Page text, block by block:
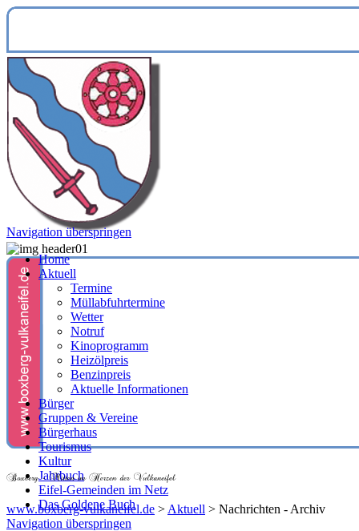
www.boxberg-vulkaneifel.de > Aktuell > Nachrichten - Archiv
Navigation überspringen
Navigation überspringen
Home
Aktuell
Termine
Müllabfuhrtermine
Wetter
Notruf
Kinoprogramm
Heizölpreis
Benzinpreis
Aktuelle Informationen
Bürger
Gruppen & Vereine
Bürgerhaus
Tourismus
Kultur
Jahrbuch
Eifel-Gemeinden im Netz
Das Goldene Buch